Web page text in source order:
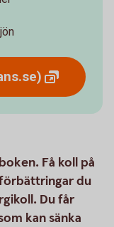
Få koll på
du
Du får
kan sänka